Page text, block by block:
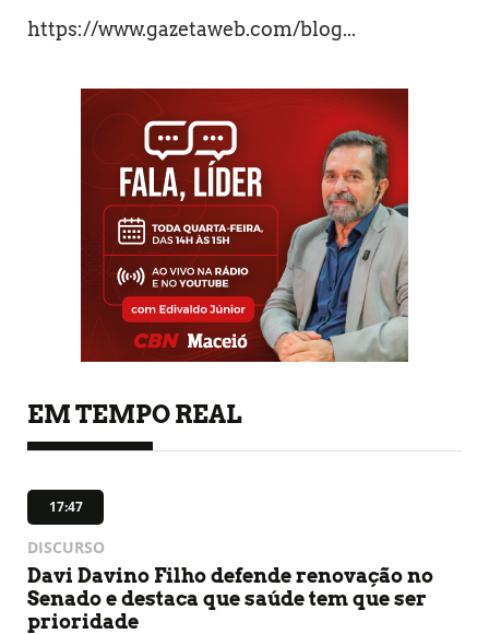
https://www.gazetaweb.com/blog...
EM TEMPO REAL
17:47
DISCURSO
Davi Davino Filho defende renovação no
Senado e destaca que saúde tem que ser
prioridade